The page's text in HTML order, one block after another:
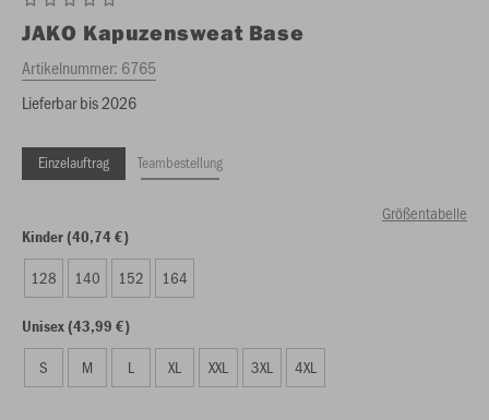
JAKO Kapuzensweat Base
Artikelnummer: 6765
Lieferbar bis 2026
Einzelauftrag Teambestellung
Größentabelle
Kinder (40,74 €)
128 140 152 164
Unisex (43,99 €)
S M L XL XXL 3XL 4XL